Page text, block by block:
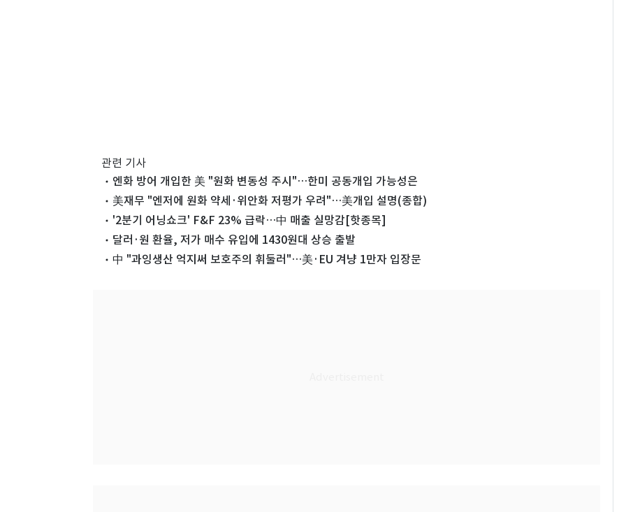
관련 기사
엔화 방어 개입한 美 "원화 변동성 주시"…한미 공동개입 가능성은
美재무 "엔저에 원화 약세·위안화 저평가 우려"…美개입 설명(종합)
'2분기 어닝쇼크' F&F 23% 급락…中 매출 실망감[핫종목]
달러·원 환율, 저가 매수 유입에 1430원대 상승 출발
中 "과잉생산 억지써 보호주의 휘둘러"…美·EU 겨냥 1만자 입장문